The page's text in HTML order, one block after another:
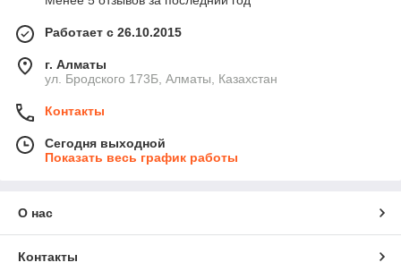
Работает с 26.10.2015
г. Алматы
ул. Бродского 173Б, Алматы, Казахстан
Контакты
Сегодня выходной
Показать весь график работы
О нас
Контакты